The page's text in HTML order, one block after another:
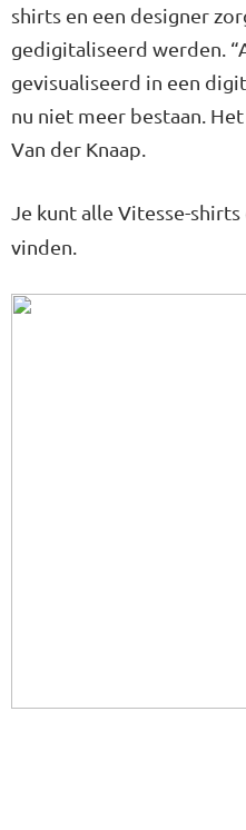
shirts en een designer
gedigitaliseerd werden.
gevisualiseerd in een
nu niet meer bestaan.
Van der Knaap.
Je kunt alle Vitesse-
vinden.